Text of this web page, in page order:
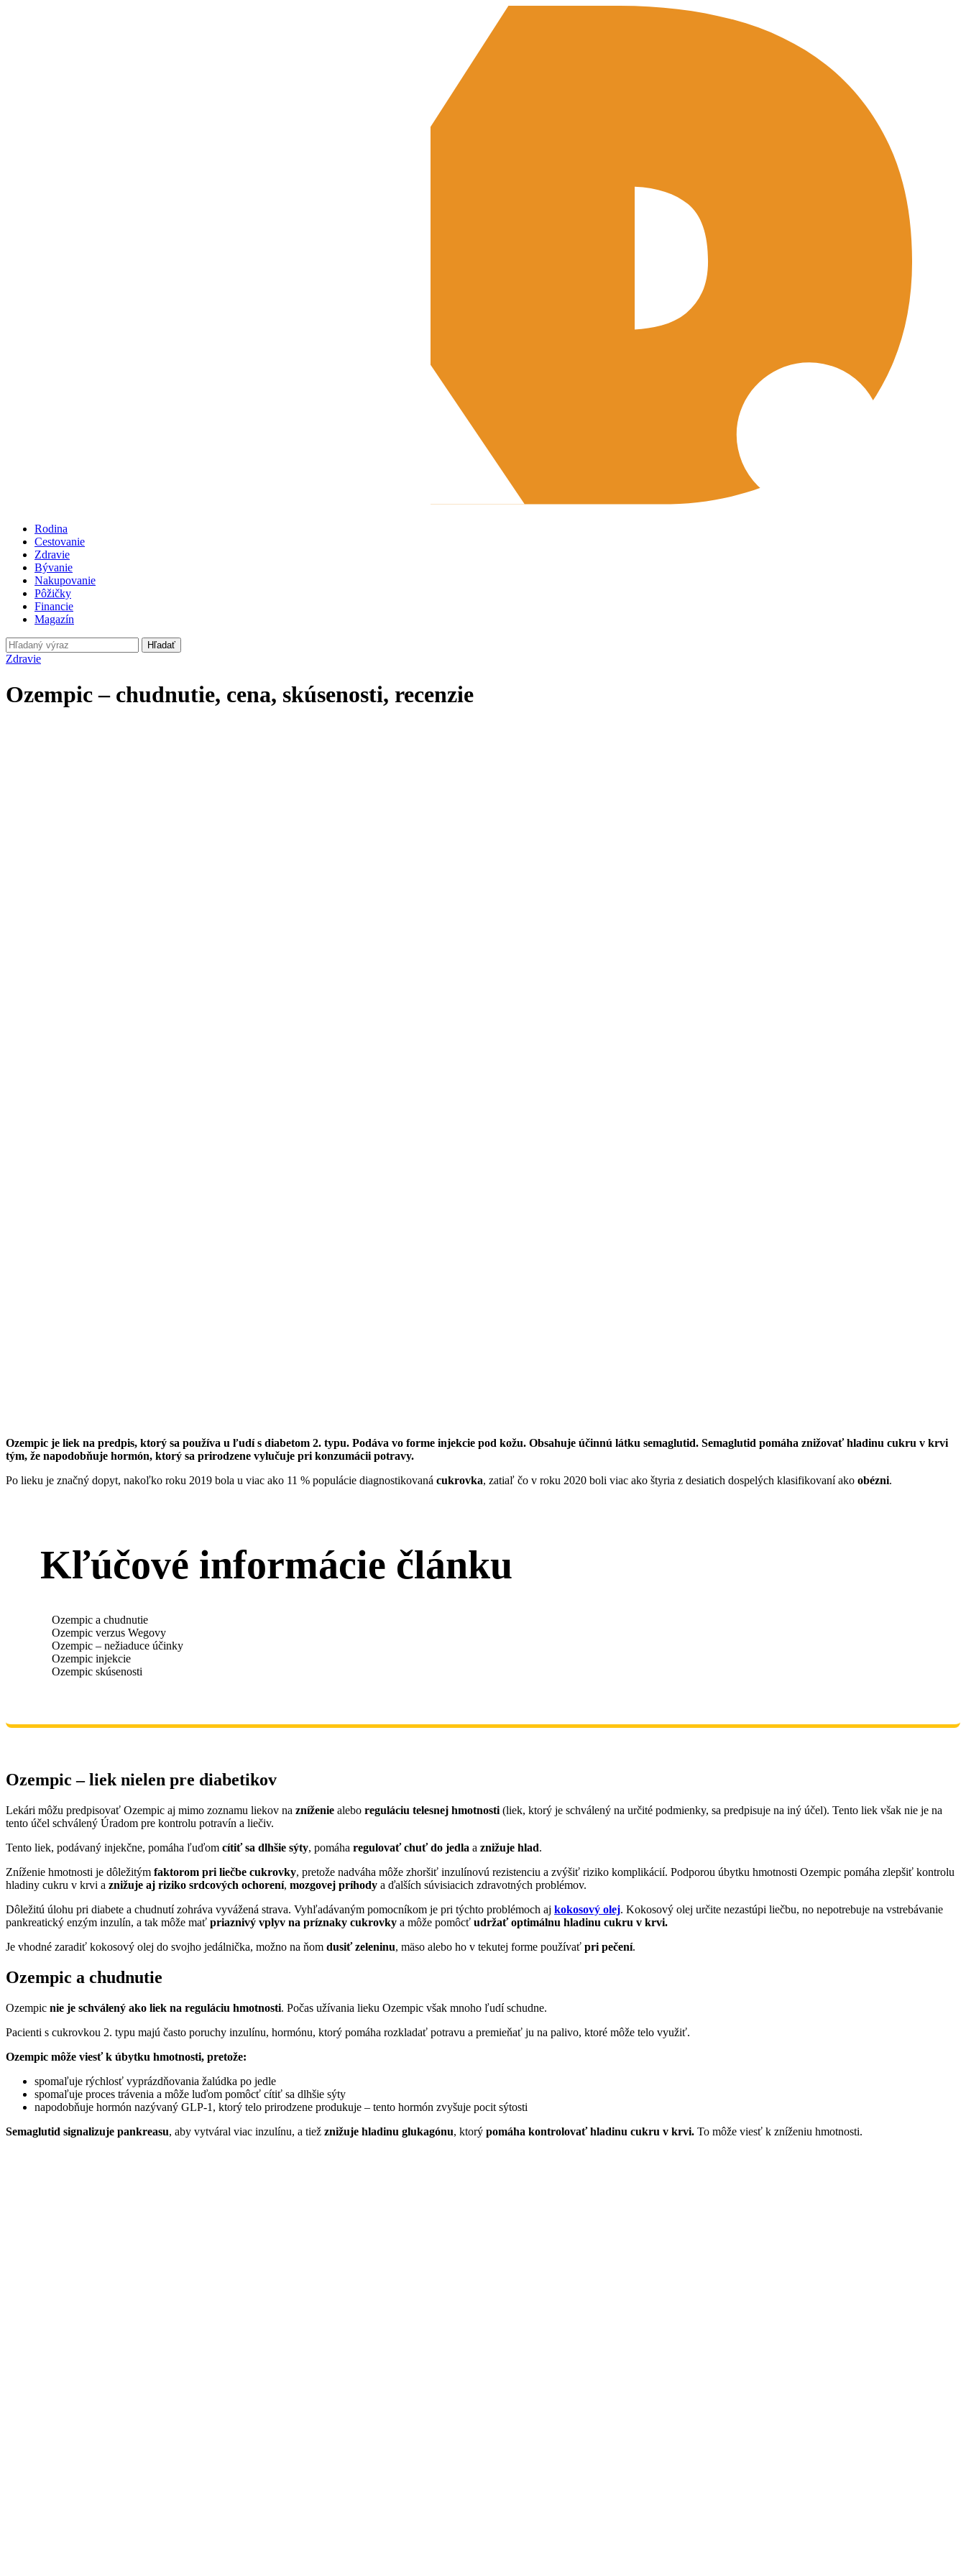
Rodina
Cestovanie
Zdravie
Bývanie
Nakupovanie
Pôžičky
Financie
Magazín
Hľadať
Zdravie
Ozempic – chudnutie, cena, skúsenosti, recenzie
Ozempic je liek na predpis, ktorý sa používa u ľudí s diabetom 2. typu. Podáva vo forme injekcie pod kožu. Obsahuje účinnú látku semaglutid. Semaglutid pomáha znižovať hladinu cukru v krvi
tým, že napodobňuje hormón, ktorý sa prirodzene vylučuje pri konzumácii potravy.
Po lieku je značný dopyt, nakoľko roku 2019 bola u viac ako 11 % populácie diagnostikovaná cukrovka, zatiaľ čo v roku 2020 boli viac ako štyria z desiatich dospelých klasifikovaní ako obézni.
Kľúčové informácie článku
Ozempic a chudnutie
Ozempic verzus Wegovy
Ozempic – nežiaduce účinky
Ozempic injekcie
Ozempic skúsenosti
Ozempic – liek nielen pre diabetikov
Lekári môžu predpisovať Ozempic aj mimo zoznamu liekov na zníženie alebo reguláciu telesnej hmotnosti (liek, ktorý je schválený na určité podmienky, sa predpisuje na iný účel). Tento liek však nie je na
tento účel schválený Úradom pre kontrolu potravín a liečiv.
Tento liek, podávaný injekčne, pomáha ľuďom cítiť sa dlhšie sýty, pomáha regulovať chuť do jedla a znižuje hlad.
Zníženie hmotnosti je dôležitým faktorom pri liečbe cukrovky, pretože nadváha môže zhoršiť inzulínovú rezistenciu a zvýšiť riziko komplikácií. Podporou úbytku hmotnosti Ozempic pomáha zlepšiť kontrolu
hladiny cukru v krvi a znižuje aj riziko srdcových ochorení, mozgovej príhody a ďalších súvisiacich zdravotných problémov.
Dôležitú úlohu pri diabete a chudnutí zohráva vyvážená strava. Vyhľadávaným pomocníkom je pri týchto problémoch aj kokosový olej. Kokosový olej určite nezastúpi liečbu, no nepotrebuje na vstrebávanie
pankreatický enzým inzulín, a tak môže mať priaznivý vplyv na príznaky cukrovky a môže pomôcť udržať optimálnu hladinu cukru v krvi.
Je vhodné zaradiť kokosový olej do svojho jedálnička, možno na ňom dusiť zeleninu, mäso alebo ho v tekutej forme používať pri pečení.
Ozempic a chudnutie
Ozempic nie je schválený ako liek na reguláciu hmotnosti. Počas užívania lieku Ozempic však mnoho ľudí schudne.
Pacienti s cukrovkou 2. typu majú často poruchy inzulínu, hormónu, ktorý pomáha rozkladať potravu a premieňať ju na palivo, ktoré môže telo využiť.
Ozempic môže viesť k úbytku hmotnosti, pretože:
spomaľuje rýchlosť vyprázdňovania žalúdka po jedle
spomaľuje proces trávenia a môže luďom pomôcť cítiť sa dlhšie sýty
napodobňuje hormón nazývaný GLP-1, ktorý telo prirodzene produkuje – tento hormón zvyšuje pocit sýtosti
Semaglutid signalizuje pankreasu, aby vytváral viac inzulínu, a tiež znižuje hladinu glukagónu, ktorý pomáha kontrolovať hladinu cukru v krvi. To môže viesť k zníženiu hmotnosti.